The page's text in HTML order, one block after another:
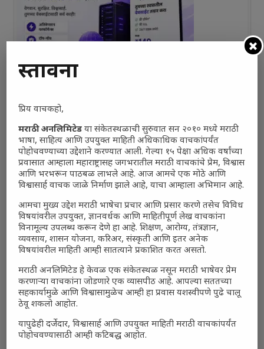
प्रस्तावना
प्रिय वाचकहो,
मराठी अनलिमिटेड या संकेतस्थळाची सुरुवात सन २०१० मध्ये मराठी
भाषा, साहित्य आणि उपयुक्त माहिती अधिकाधिक वाचकांपर्यंत
पोहोचवण्याच्या उद्देशाने करण्यात आली. गेल्या १५ पेक्षा अधिक वर्षांच्या
प्रवासात आम्हाला महाराष्ट्रासह जगभरातील मराठी वाचकांचे प्रेम, विश्वास
आणि भरभरून पाठबळ लाभले आहे. आज आमचे एक मोठे आणि
विश्वासार्ह वाचक जाळे निर्माण झाले आहे, याचा आम्हाला अभिमान आहे.
आमचा मुख्य उद्देश मराठी भाषेचा प्रचार आणि प्रसार करणे तसेच विविध
विषयांवरील उपयुक्त, ज्ञानवर्धक आणि माहितीपूर्ण लेख वाचकांना
विनामूल्य उपलब्ध करून देणे हा आहे. शिक्षण, आरोग्य, तंत्रज्ञान,
व्यवसाय, शासन योजना, करिअर, संस्कृती आणि इतर अनेक
विषयांवरील माहिती आम्ही सातत्याने प्रकाशित करत असतो.
मराठी अनलिमिटेड हे केवळ एक संकेतस्थळ नसून मराठी भाषेवर प्रेम
करणाऱ्या वाचकांना जोडणारे एक व्यासपीठ आहे. आपल्या सततच्या
सहकार्यामुळे आणि विश्वासामुळेच आम्ही हा प्रवास यशस्वीपणे पुढे चालू
ठेवू शकलो आहोत.
यापुढेही दर्जेदार, विश्वासार्ह आणि उपयुक्त माहिती मराठी वाचकांपर्यंत
पोहोचवण्यासाठी आम्ही कटिबद्ध आहोत.